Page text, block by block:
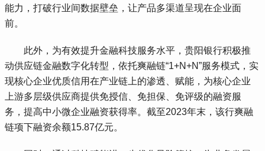
能力，打破行业间数据壁垒，让产品多渠道呈现在企业面
前。
此外，为有效提升金融科技服务水平，贵阳银行积极推
动供应链金融数字化转型，依托爽融链“1+N+N”服务模式，实
现核心企业优质信用在产业链上的渗透、赋能，为核心企业
上游多层级供应商提供免授信、免担保、免评级的融资服
务，提高中小微企业融资获得率。截至2023年末，该行爽融
链项下融资余额15.87亿元。